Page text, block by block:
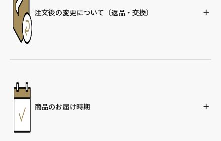
注文後の変更について （返品・交換）
商品のお届け時期